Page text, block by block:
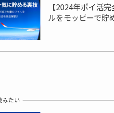
【2024年ポイ活
ルをモッピーで貯
みたい